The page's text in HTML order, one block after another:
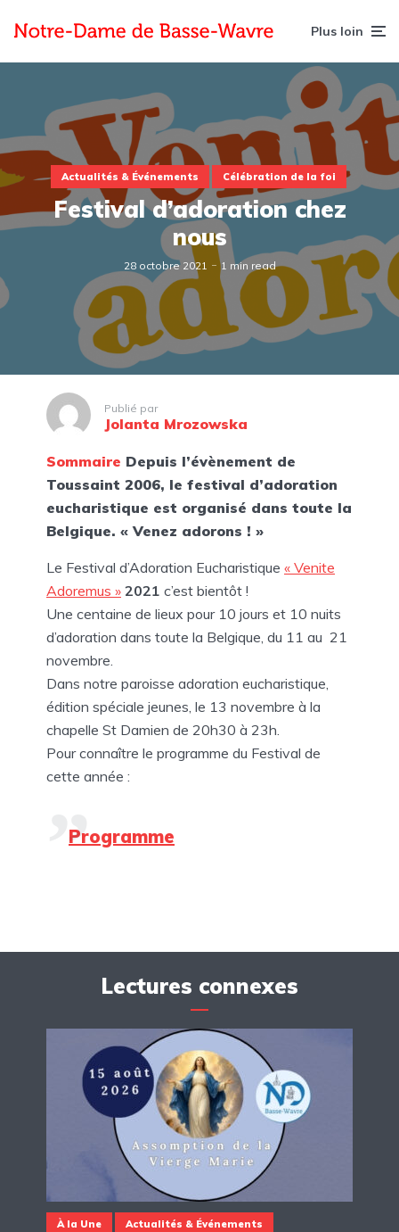
Plus loin
Actualités & Événements Célébration de la foi
Festival d’adoration chez
nous
28 octobre 2021 1 min read
Publié par
Jolanta Mrozowska
Sommaire Depuis l’évènement de
Toussaint 2006, le festival d’adoration
eucharistique est organisé dans toute la
Belgique. « Venez adorons ! »
Le Festival d’Adoration Eucharistique « Venite
Adoremus » 2021 c’est bientôt !
Une centaine de lieux pour 10 jours et 10 nuits
d’adoration dans toute la Belgique, du 11 au 21
novembre.
Dans notre paroisse adoration eucharistique,
édition spéciale jeunes, le 13 novembre à la
chapelle St Damien de 20h30 à 23h.
Pour connaître le programme du Festival de
cette année :
Programme
Lectures connexes
À la Une Actualités & Événements